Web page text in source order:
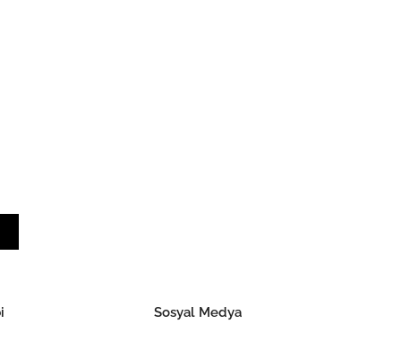
Sosyal Medya